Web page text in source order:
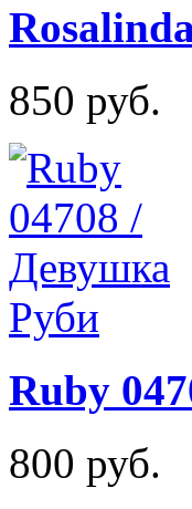
850 руб.
Ruby
800 руб.